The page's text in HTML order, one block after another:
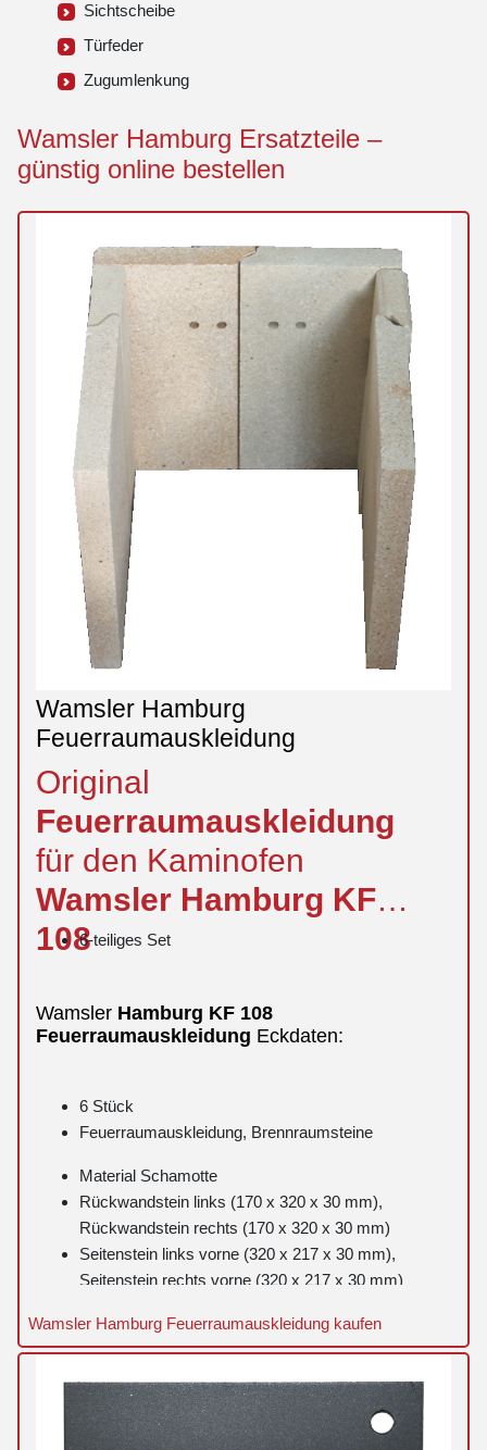
Sichtscheibe
Türfeder
Zugumlenkung
Wamsler Hamburg Ersatzteile –
günstig online bestellen
Wamsler Hamburg
Feuerraumauskleidung
Original
Feuerraumauskleidung
für den Kaminofen
Wamsler Hamburg KF
1086-teiliges Set
Wamsler Hamburg KF 108
Feuerraumauskleidung Eckdaten:
6 Stück
Feuerraumauskleidung, Brennraumsteine
Material Schamotte
Rückwandstein links (170 x 320 x 30 mm),
Rückwandstein rechts (170 x 320 x 30 mm)
Seitenstein links vorne (320 x 217 x 30 mm),
Seitenstein rechts vorne (320 x 217 x 30 mm)
Seitenstein rechts hinten (320 x 90 x 32 mm)
ohne Zugumlenkung
Wamsler Hamburg Feuerraumauskleidung kaufen